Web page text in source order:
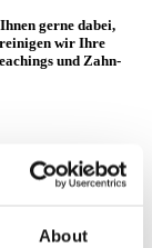
About
gerne dabei,
wir Ihre
und Zahn­